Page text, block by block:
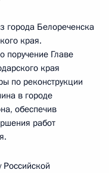
города Белореченска
края.
поручение Главе
края
по реконструкции
в городе
обеспечив
работ